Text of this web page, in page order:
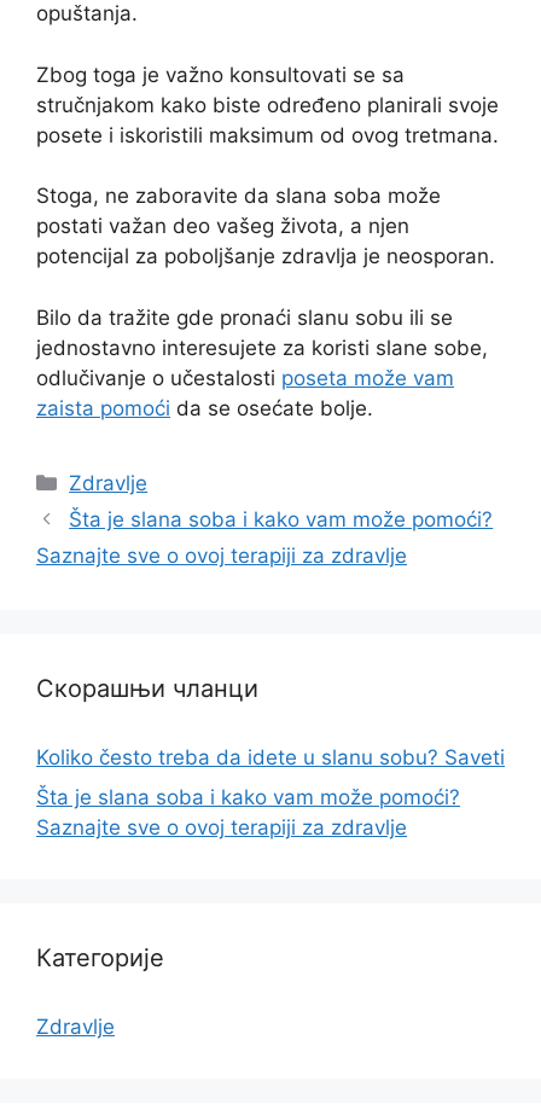
opuštanja.
Zbog toga je važno konsultovati se sa
stručnjakom kako biste određeno planirali svoje
posete i iskoristili maksimum od ovog tretmana.
Stoga, ne zaboravite da slana soba može
postati važan deo vašeg života, a njen
potencijal za poboljšanje zdravlja je neosporan.
Bilo da tražite gde pronaći slanu sobu ili se
jednostavno interesujete za koristi slane sobe,
odlučivanje o učestalosti poseta može vam
zaista pomoći da se osećate bolje.
Categories
Zdravlje
Šta je slana soba i kako vam može pomoći?
Saznajte sve o ovoj terapiji za zdravlje
Скорашњи чланци
Koliko često treba da idete u slanu sobu? Saveti
Šta je slana soba i kako vam može pomoći?
Saznajte sve o ovoj terapiji za zdravlje
Категорије
Zdravlje